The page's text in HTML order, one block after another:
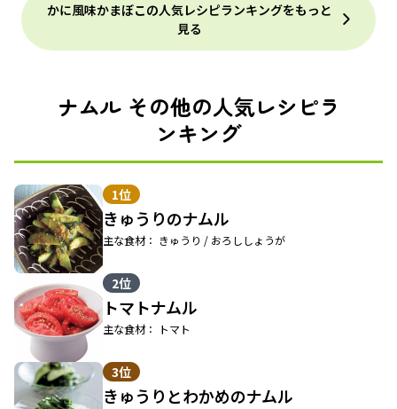
かに風味かまぼこの人気レシピランキングをもっと
見る
ナムル その他の人気レシピラ
ンキング
1位
きゅうりのナムル
主な食材： きゅうり / おろししょうが
2位
トマトナムル
主な食材： トマト
3位
きゅうりとわかめのナムル